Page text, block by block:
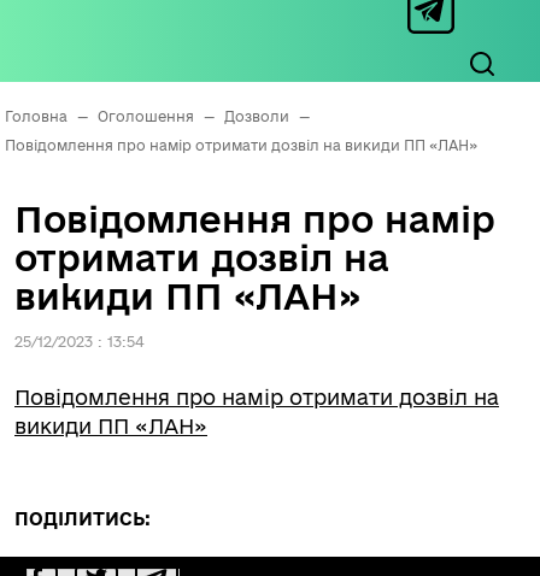
Головна — Оголошення — Дозволи
—
Повідомлення про намір отримати дозвіл на викиди ПП «ЛАН»
Повідомлення про намір
отримати дозвіл на
викиди ПП «ЛАН»
25/12/2023 : 13:54
Повідомлення про намір отримати дозвіл на
викиди ПП «ЛАН»
ПОДІЛИТИСЬ: